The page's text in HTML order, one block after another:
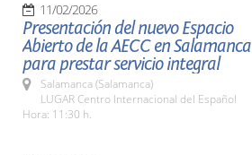
11/02/2026
Presentación del nuevo Espacio
Abierto de la AECC en Salamanca
para prestar servicio integral
Salamanca (Salamanca)
LUGAR Centro Internacional del Español
Hora: 11:30 h.